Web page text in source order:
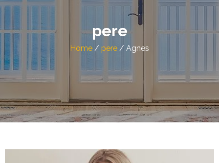
pere
Home / pere / Agnes